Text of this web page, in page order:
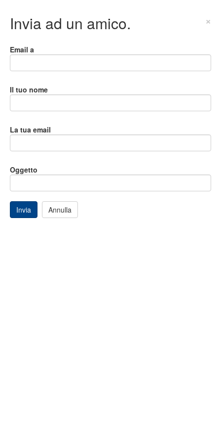
Invia ad un amico. ×
Email a
Il tuo nome
La tua email
Oggetto
Invia Annulla